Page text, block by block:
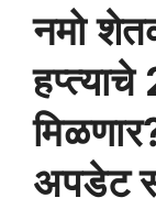
नमो
अपडेट